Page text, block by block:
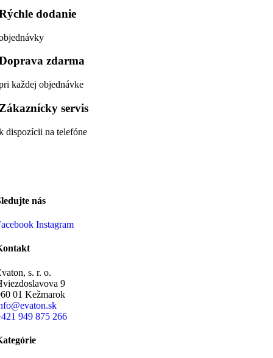
dodanie
zdarma
každej objednávke
servis
dispozícii na telefóne
nás
Instagram
s. r. o.
9
01 Kežmarok
949 875 266